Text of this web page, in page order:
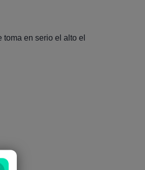
en serio el alto el